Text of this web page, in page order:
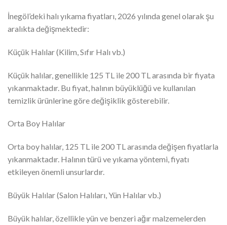
İnegöl’deki halı yıkama fiyatları, 2026 yılında genel olarak şu
aralıkta değişmektedir:
Küçük Halılar (Kilim, Sıfır Halı vb.)
Küçük halılar, genellikle 125 TL ile 200 TL arasında bir fiyata
yıkanmaktadır. Bu fiyat, halının büyüklüğü ve kullanılan
temizlik ürünlerine göre değişiklik gösterebilir.
Orta Boy Halılar
Orta boy halılar, 125 TL ile 200 TL arasında değişen fiyatlarla
yıkanmaktadır. Halının türü ve yıkama yöntemi, fiyatı
etkileyen önemli unsurlardır.
Büyük Halılar (Salon Halıları, Yün Halılar vb.)
Büyük halılar, özellikle yün ve benzeri ağır malzemelerden